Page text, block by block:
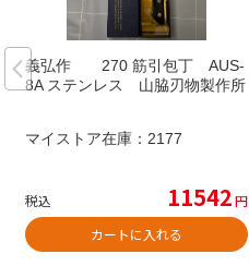
義弘作 270 筋引包丁 AUS-
8A ステンレス 山脇刃物製作所
マイストア在庫： 2177
税込 11542円
カートに入れる